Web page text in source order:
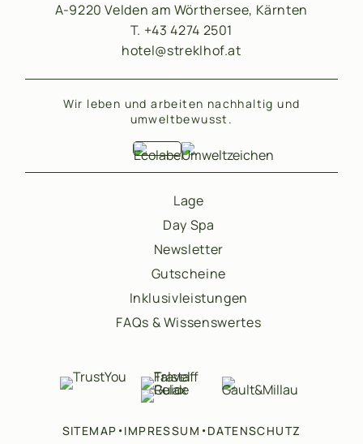
A-9220 Velden am Wörthersee, Kärnten
T. +43 4274 2501
hotel@streklhof.at
Wir leben und arbeiten nachhaltig und
umweltbewusst.
Lage
Day Spa
Newsletter
Gutscheine
Inklusivleistungen
FAQs & Wissenswertes
SITEMAP •IMPRESSUM •DATENSCHUTZ